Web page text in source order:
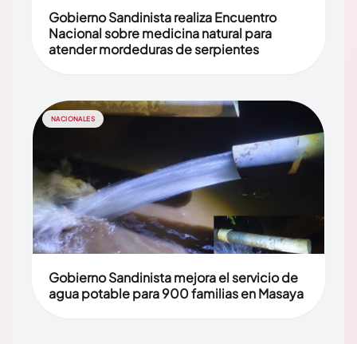
Gobierno Sandinista realiza Encuentro
Nacional sobre medicina natural para
atender mordeduras de serpientes
NACIONALES
Gobierno Sandinista mejora el servicio de
agua potable para 900 familias en Masaya